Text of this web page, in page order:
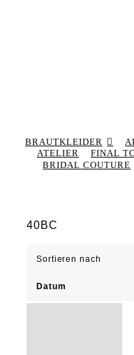
BRAUTKLEIDER
ATELIER
FINAL
BRIDAL COUTURE
40BC
Sortieren nach
Datum